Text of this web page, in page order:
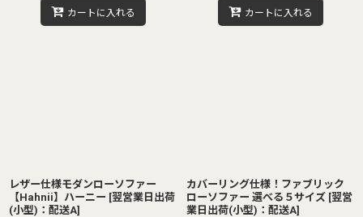
カートに入れる カートに入れる
レザー仕様モダンローソファー
【Hahnii】ハーニー [翌営業日出荷
(小型)：配送A]
カバーリング仕様！ファブリック
ローソファー 選べる５サイズ [翌営
業日出荷(小型)：配送A]